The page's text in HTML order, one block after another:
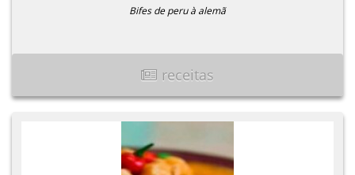
Bifes de peru à alemã
receitas